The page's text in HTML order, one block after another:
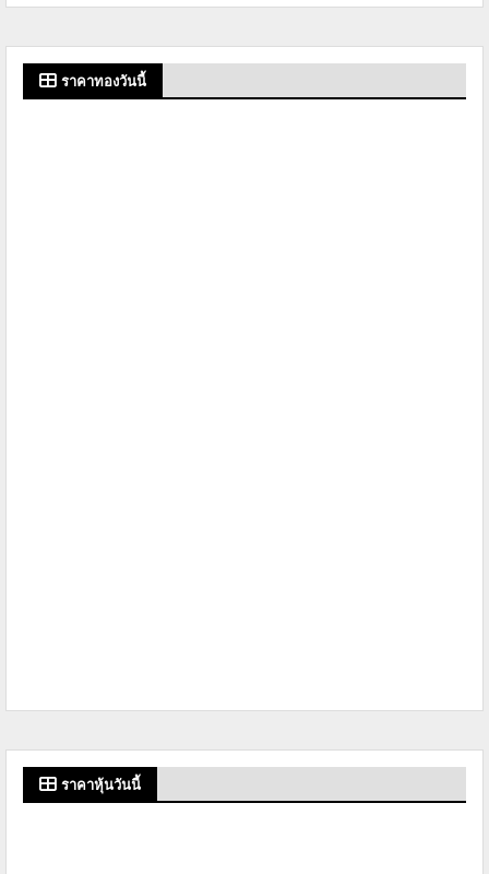
ราคาทองวันนี้
ราคาหุ้นวันนี้